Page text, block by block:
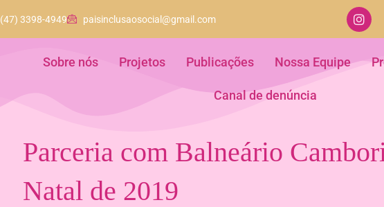
(47) 3398-4949 paisinclusaosocial@gmail.com
Sobre nós Projetos Publicações Nossa Equipe
Canal de denúncia
Parceria com Balneário
Natal de 2019